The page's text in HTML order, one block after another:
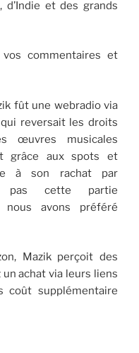
d’Indie et des grands
vos commentaires et
fût une webradio via
reversait les droits
œuvres musicales
grâce aux spots et
à son rachat par
pas cette partie
nous avons préféré
Mazik perçoit des
achat via leurs liens
coût supplémentaire